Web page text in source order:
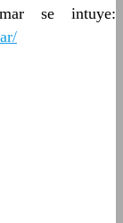
se intuye: